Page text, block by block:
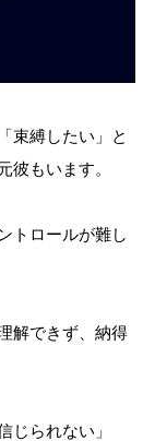
束縛したい」と
彼もいます。
トロールが難し
解できず、納得
じられない」